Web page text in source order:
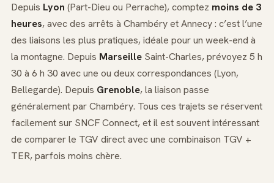
Depuis Lyon (Part-Dieu ou Perrache), comptez moins de 3
heures, avec des arrêts à Chambéry et Annecy : c’est l’une
des liaisons les plus pratiques, idéale pour un week-end à
la montagne. Depuis Marseille Saint-Charles, prévoyez 5 h
30 à 6 h 30 avec une ou deux correspondances (Lyon,
Bellegarde). Depuis Grenoble, la liaison passe
généralement par Chambéry. Tous ces trajets se réservent
facilement sur SNCF Connect, et il est souvent intéressant
de comparer le TGV direct avec une combinaison TGV +
TER, parfois moins chère.